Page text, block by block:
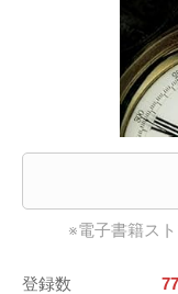
※電子書籍ス
登録数